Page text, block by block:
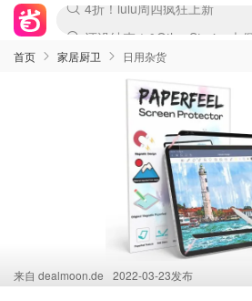
Boticinal 夏促开抢！
4折！lulu周四疯狂上新
还没结束！&OtherStories大促
Joybuy变相75折 随时失效
速领！Stanley独家85折
疑似霸哥！Camper额外叠85折
Zalando 奥莱闪促！每日更新
Moncler反季囤！5折起+叠9折
Coach Brooklyn仅€192
首页 家居厨卫 日用杂货
来自 dealmoon.de 2022-03-23发布